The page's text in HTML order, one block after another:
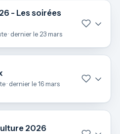
- Les soirées
· dernier le 23 mars
· dernier le 16 mars
2026